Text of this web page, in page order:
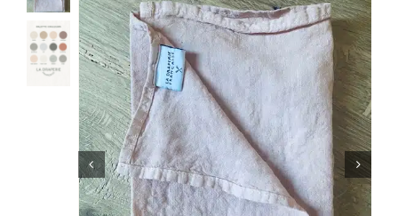
Matières
Entretien
Partenaires